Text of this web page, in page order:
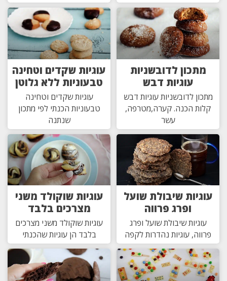
מתכון לדובשניות
עוגיות דבש
מתכון לדובשניות עוגיות דבש
קלות הכנה. קערה,מטרפה,
עשר
עוגיות שקדים וטחינה
טבעוניות ללא גלוטן
עוגיות שקדים וטחינה
טבעוניות הכנתי לפי מתכון
שנתנה
עוגיות שיבולת שועל
ופרג פרווה
עוגיות שיבולת שועל ופרג
פרווה, עוגיות נהדרות לקפה
עוגיות שוקולד משני
מצרכים בלבד
עוגיות שוקולד משני מצרכים
בלבד הן עוגיות שהכנתי